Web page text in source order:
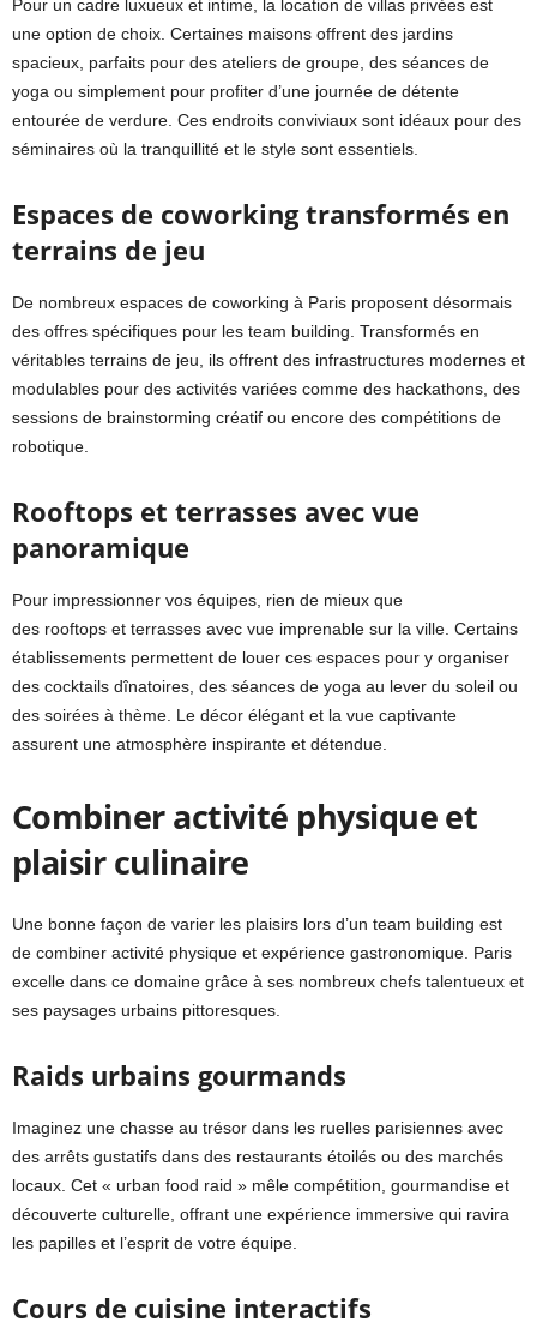
Pour un cadre luxueux et intime, la location de villas privées est
une option de choix. Certaines maisons offrent des jardins
spacieux, parfaits pour des ateliers de groupe, des séances de
yoga ou simplement pour profiter d’une journée de détente
entourée de verdure. Ces endroits conviviaux sont idéaux pour des
séminaires où la tranquillité et le style sont essentiels.
Espaces de coworking transformés en
terrains de jeu
De nombreux espaces de coworking à Paris proposent désormais
des offres spécifiques pour les team building. Transformés en
véritables terrains de jeu, ils offrent des infrastructures modernes et
modulables pour des activités variées comme des hackathons, des
sessions de brainstorming créatif ou encore des compétitions de
robotique.
Rooftops et terrasses avec vue
panoramique
Pour impressionner vos équipes, rien de mieux que
des rooftops et terrasses avec vue imprenable sur la ville. Certains
établissements permettent de louer ces espaces pour y organiser
des cocktails dînatoires, des séances de yoga au lever du soleil ou
des soirées à thème. Le décor élégant et la vue captivante
assurent une atmosphère inspirante et détendue.
Combiner activité physique et
plaisir culinaire
Une bonne façon de varier les plaisirs lors d’un team building est
de combiner activité physique et expérience gastronomique. Paris
excelle dans ce domaine grâce à ses nombreux chefs talentueux et
ses paysages urbains pittoresques.
Raids urbains gourmands
Imaginez une chasse au trésor dans les ruelles parisiennes avec
des arrêts gustatifs dans des restaurants étoilés ou des marchés
locaux. Cet « urban food raid » mêle compétition, gourmandise et
découverte culturelle, offrant une expérience immersive qui ravira
les papilles et l’esprit de votre équipe.
Cours de cuisine interactifs